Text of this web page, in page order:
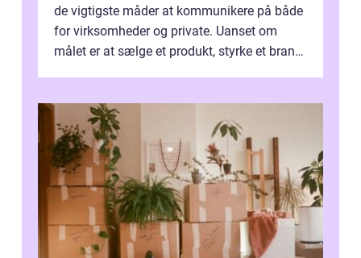
de vigtigste måder at kommunikere på både
for virksomheder og private. Uanset om
målet er at sælge et produkt, styrke et brand,